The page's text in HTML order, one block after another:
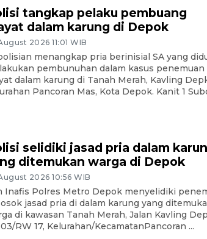
tangkap pelaku pembuang
dalam karung di Depok
2026 11:01 WIB
menangkap pria berinisial SA yang
pembunuhan dalam kasus penemuan
dalam karung di Tanah Merah, Kavling
Pancoran Mas, Kota Depok. Kanit 1
selidiki jasad pria dalam
ditemukan warga di Depok
2026 10:56 WIB
Inafis Polres Metro Depok menyelidiki
jasad pria di dalam karung yang
di kawasan Tanah Merah, Jalan Kavling
RW 17, Kelurahan/KecamatanPancoran ...